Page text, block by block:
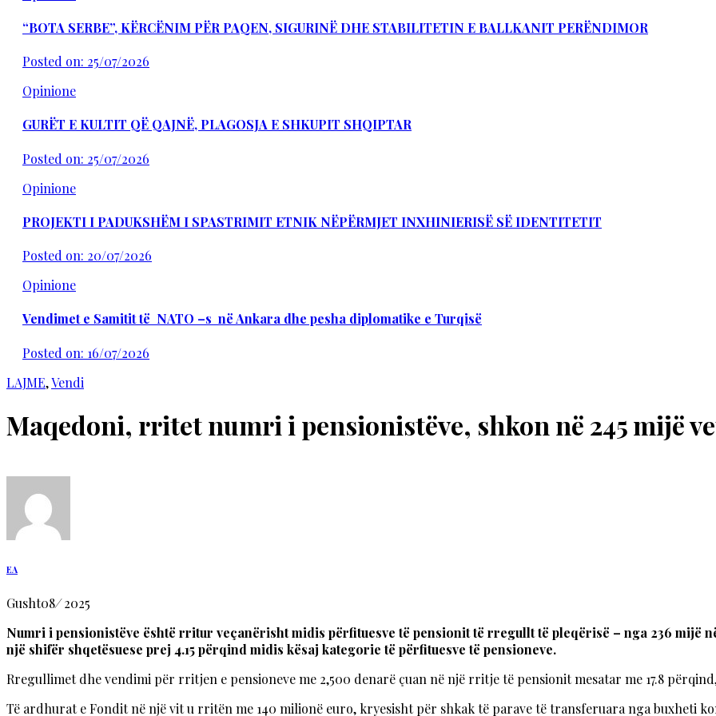
“BOTA SERBE”, KËRCËNIM PËR PAQEN, SIGURINË DHE STABILITETIN E BALLKANIT PERËNDIMOR
Posted on: 25/07/2026
Opinione
GURËT E KULTIT QË QAJNË, PLAGOSJA E SHKUPIT SHQIPTAR
Posted on: 25/07/2026
Opinione
PROJEKTI I PADUKSHËM I SPASTRIMIT ETNIK NËPËRMJET INXHINIERISË SË IDENTITETIT
Posted on: 20/07/2026
Opinione
Vendimet e Samitit të NATO –s në Ankara dhe pesha diplomatike e Turqisë
Posted on: 16/07/2026
LAJME,Vendi
Maqedoni, rritet numri i pensionistëve, shkon në 245 mijë
EA
Gusht08/2025
Numri i pensionistëve është rritur veçanërisht midis përfituesve të pensionit të rregullt të pleqërisë – nga 236 mijë
një shifër shqetësuese prej 4.15 përqind midis kësaj kategorie të përfituesve të pensioneve.
Rregullimet dhe vendimi për rritjen e pensioneve me 2,500 denarë çuan në një rritje të pensionit mesatar me 17.8
Të ardhurat e Fondit në një vit u rritën me 140 milionë euro, kryesisht për shkak të parave të transferuara nga buxheti